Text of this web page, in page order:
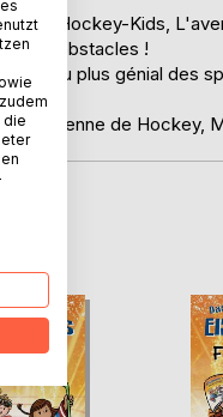
des Hockey-Kids,
les obstacles !
et du plus génial des
de Hockey,
die